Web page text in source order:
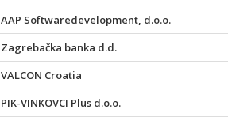
AAP Softwaredevelopment, d.o.o.
Zagrebačka banka d.d.
VALCON Croatia
PIK-VINKOVCI Plus d.o.o.